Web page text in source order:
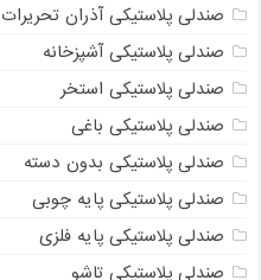
صندلی پلاستیکی آذران تحریرات
صندلی پلاستیکی آشپزخانه
صندلی پلاستیکی استخر
صندلی پلاستیکی باغی
صندلی پلاستیکی بدون دسته
صندلی پلاستیکی پایه چوبی
صندلی پلاستیکی پایه فلزی
صندلی پلاستیکی تاشو